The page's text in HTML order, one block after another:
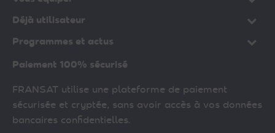
Déjà utilisateur
Programmes et actus
Paiement 100% sécurisé
FRANSAT utilise une plateforme de paiement
sécurisée et cryptée, sans avoir accès à vos données
bancaires confidentielles.